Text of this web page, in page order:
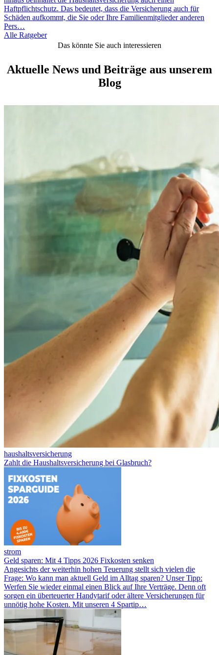
Haftpflichtschutz. Das bedeutet, dass die Versicherung auch für
Schäden aufkommt, die Sie oder Ihre Familienmitglieder anderen
Pers…
Alle Ratgeber
Das könnte Sie auch interessieren
Aktuelle News und Beiträge aus unserem
Blog
haushaltsversicherung
Zahlt die Haushaltsversicherung bei Glasbruch?
strom
Geld sparen: Mit 4 Tipps 2026 Fixkosten senken
Angesichts der weiterhin hohen Teuerung stellt sich vielen die
Frage: Wo kann man aktuell Geld im Alltag sparen? Unser Tipp:
Werfen Sie wieder einmal einen Blick auf Ihre Verträge. Denn oft
sorgen ein überteuerter Handytarif oder ältere Versicherungen für
unnötig hohe Kosten. Mit unseren 4 Spartip…